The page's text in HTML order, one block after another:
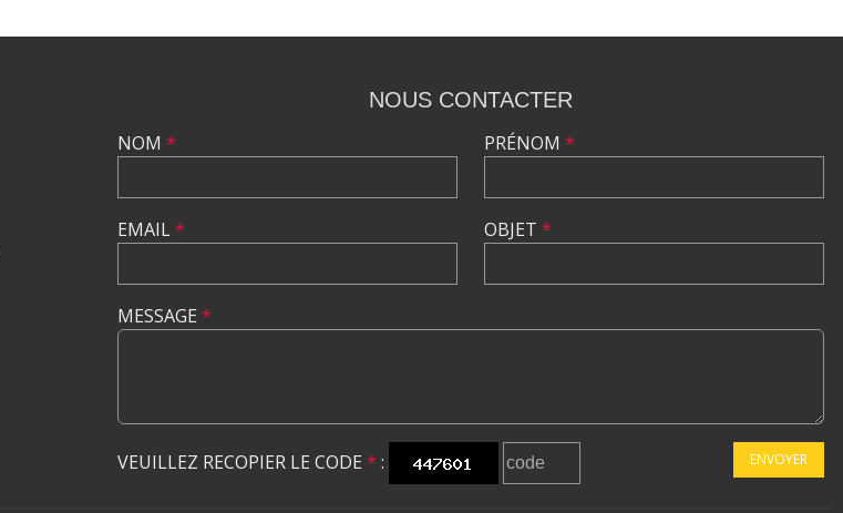
NOUS CONTACTER
NOM *
EMAIL*
PRÉNOM *
OBJET *
MESSAGE *
VEUILLEZ RECOPIER LE CODE * : ENVOYER